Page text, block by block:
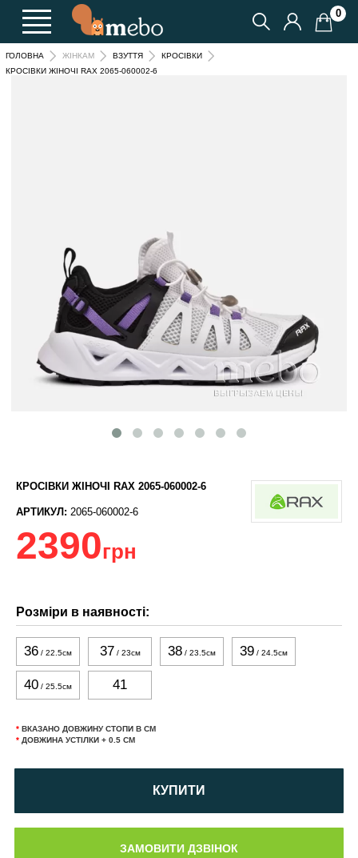
0
ГОЛОВНА ЖІНКАМ ВЗУТТЯ
КРОСІВКИ
КРОСІВКИ ЖІНОЧІ RAX 2065-060002-6
КРОСІВКИ ЖІНОЧІ RAX 2065-060002-6
АРТИКУЛ: 2065-060002-6
2390грн
Розміри в наявності:
36 / 22.5см 37 / 23см 38 / 23.5см 39 / 24.5см
40 / 25.5см 41
* ВКАЗАНО ДОВЖИНУ СТОПИ В СМ
* ДОВЖИНА УСТІЛКИ + 0.5 СМ
КУПИТИ